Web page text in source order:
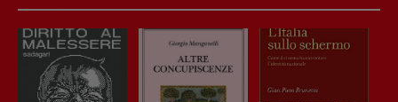
Fabio Malagnini
[fabio.malagnini@gmail.com]
Coordinamento Pulp for kids e social
media:
Valentina Marcoli